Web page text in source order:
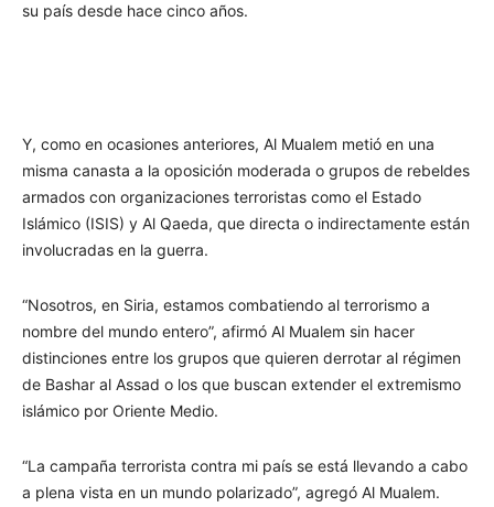
su país desde hace cinco años.
Y, como en ocasiones anteriores, Al Mualem metió en una
misma canasta a la oposición moderada o grupos de rebeldes
armados con organizaciones terroristas como el Estado
Islámico (ISIS) y Al Qaeda, que directa o indirectamente están
involucradas en la guerra.
“Nosotros, en Siria, estamos combatiendo al terrorismo a
nombre del mundo entero”, afirmó Al Mualem sin hacer
distinciones entre los grupos que quieren derrotar al régimen
de Bashar al Assad o los que buscan extender el extremismo
islámico por Oriente Medio.
“La campaña terrorista contra mi país se está llevando a cabo
a plena vista en un mundo polarizado”, agregó Al Mualem.